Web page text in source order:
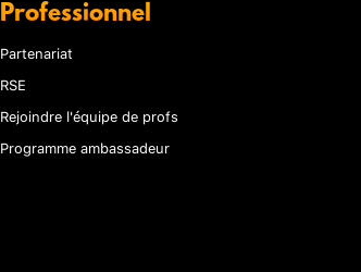
Professionnel
Partenariat
RSE
Rejoindre l'équipe de profs
Programme ambassadeur